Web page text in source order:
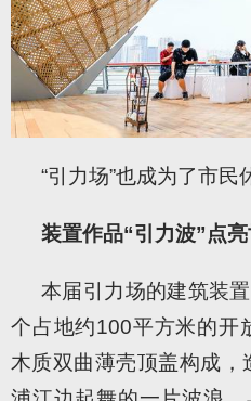
“引力场”也成为了市民
装置作品“引力波”点
本届引力场的建筑装
个占地约100平方米的开
木质双曲薄壳顶盖构成